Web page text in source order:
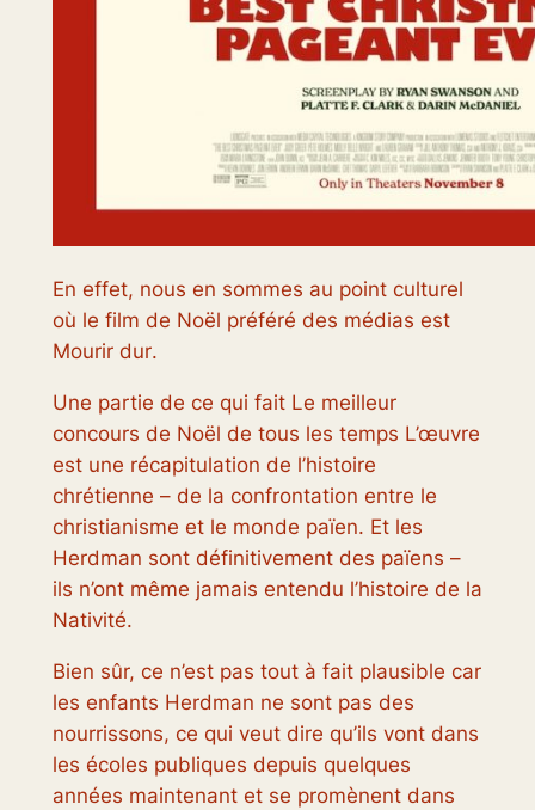
En effet, nous en sommes au point culturel
où le film de Noël préféré des médias est
Mourir dur.
Une partie de ce qui fait Le meilleur
concours de Noël de tous les temps L’œuvre
est une récapitulation de l’histoire
chrétienne – de la confrontation entre le
christianisme et le monde païen. Et les
Herdman sont définitivement des païens –
ils n’ont même jamais entendu l’histoire de la
Nativité.
Bien sûr, ce n’est pas tout à fait plausible car
les enfants Herdman ne sont pas des
nourrissons, ce qui veut dire qu’ils vont dans
les écoles publiques depuis quelques
années maintenant et se promènent dans